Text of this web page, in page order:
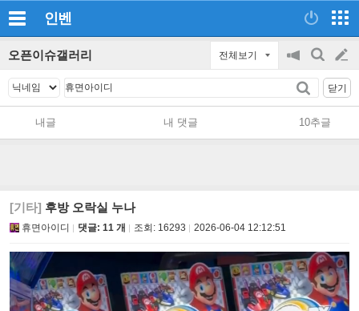
인벤
오픈이슈갤러리 전체보기
공
지
on/off
검
글
쓰
닫기
내글 내 댓글 10추글
[기타] 후방 오락실 누나
휴면아이디 댓글: 11 개 조회: 16293 2026-06-04 12:12:51